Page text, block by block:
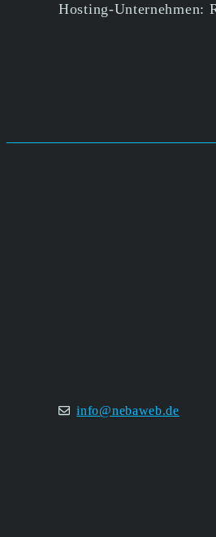
Hosting-Unternehmen:
info@nebaweb.de